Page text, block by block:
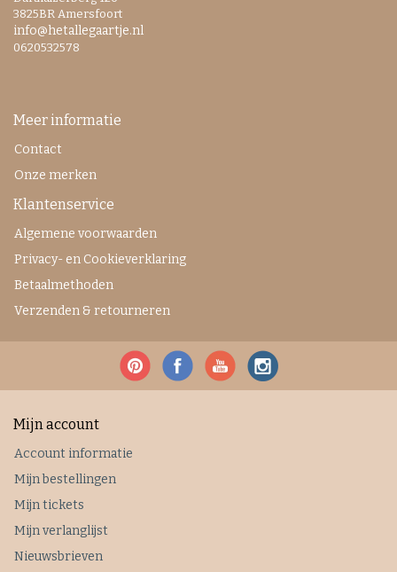
3825BR Amersfoort
info@hetallegaartje.nl
0620532578
Meer informatie
Contact
Onze merken
Klantenservice
Algemene voorwaarden
Privacy- en Cookieverklaring
Betaalmethoden
Verzenden & retourneren
Mijn account
Account informatie
Mijn bestellingen
Mijn tickets
Mijn verlanglijst
Nieuwsbrieven